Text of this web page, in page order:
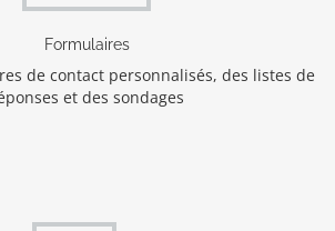
Formulaires
de contact personnalisés, des listes de
et des sondages